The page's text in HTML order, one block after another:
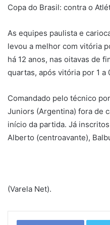
Copa do Brasil: contra o
As equipes paulista e
levou a melhor com vitória
há 12 anos, nas oitavas de
quartas, após vitória por 1 a
Comandado pelo técnico
Juniors (Argentina) fora de
início da partida. Já
Alberto (centroavante),
(Varela Net).